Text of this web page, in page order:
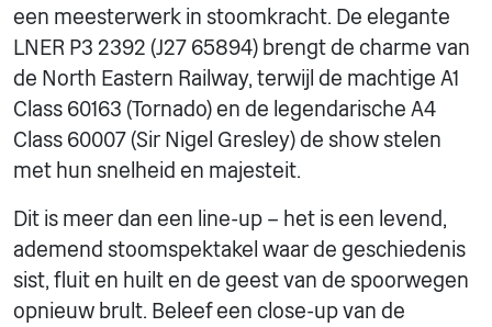
een meesterwerk in stoomkracht. De elegante
LNER P3 2392 (J27 65894) brengt de charme van
de North Eastern Railway, terwijl de machtige A1
Class 60163 (Tornado) en de legendarische A4
Class 60007 (Sir Nigel Gresley) de show stelen
met hun snelheid en majesteit.
Dit is meer dan een line-up – het is een levend,
ademend stoomspektakel waar de geschiedenis
sist, fluit en huilt en de geest van de spoorwegen
opnieuw brult. Beleef een close-up van de